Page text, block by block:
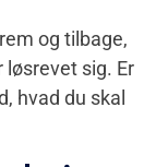
og tilbage,
sig. Er
hvad du skal